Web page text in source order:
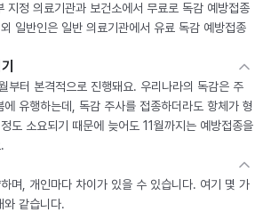
지정 의료기관과 보건소에서 무료로 독감 예방접종
일반인은 일반 의료기관에서 유료 독감 예방접종
부터 본격적으로 진행돼요. 우리나라의 독감은 주
에 유행하는데, 독감 주사를 접종하더라도 항체가 형
도 소요되기 때문에 늦어도 11월까지는 예방접종을
며, 개인마다 차이가 있을 수 있습니다. 여기 몇 가
와 같습니다.